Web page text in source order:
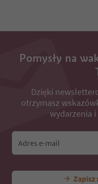
Pomysły na
Dzięki
otrzymasz
wydarzenia
Adres e-mail
Zapisz